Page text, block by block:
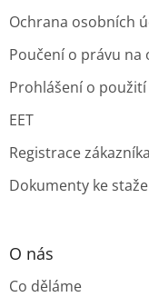
Ochrana osobních
Poučení o právu
Prohlášení o použití
EET
Registrace zákazníka
Dokumenty ke
O nás
Co děláme